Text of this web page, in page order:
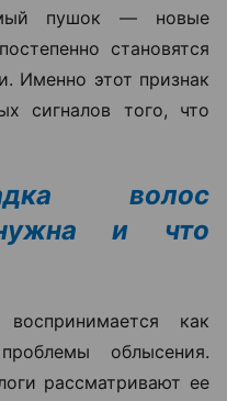
пушок — новые
становятся
Именно этот признак
сигналов того, что
волос
нужна и что
как
облысения.
рассматривают ее